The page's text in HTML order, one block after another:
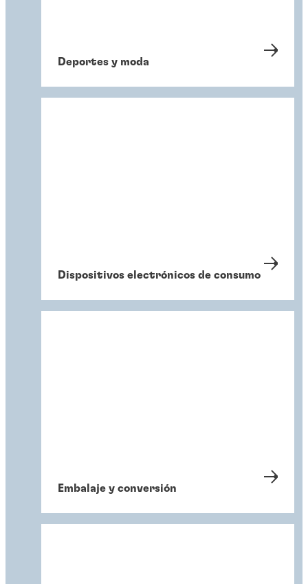
Deportes y moda
Dispositivos electrónicos de consumo
Embalaje y conversión